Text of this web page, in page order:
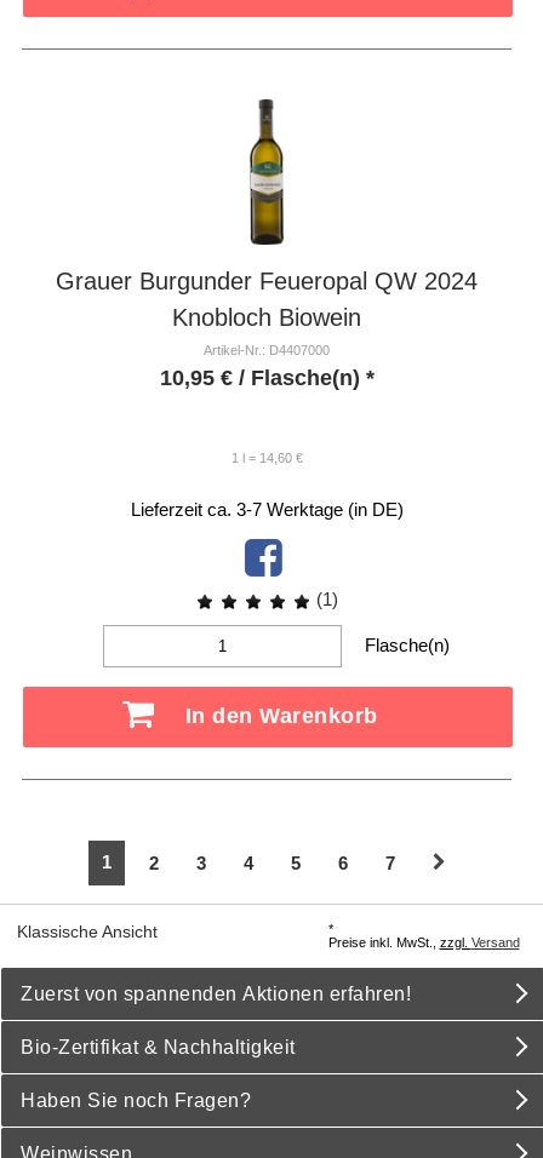
Grauer Burgunder Feueropal QW 2024
Knobloch Biowein
Artikel-Nr.: D4407000
10,95 €/ Flasche(n) *
1 l = 14,60 €
Lieferzeit ca. 3-7 Werktage (in DE)
(1)
Flasche(n)
In den Warenkorb
1 2 3 4 5 6 7
Klassische Ansicht
*
Preise inkl. MwSt., zzgl. Versand
Zuerst von spannenden Aktionen erfahren!
Bio-Zertifikat & Nachhaltigkeit
Haben Sie noch Fragen?
Weinwissen